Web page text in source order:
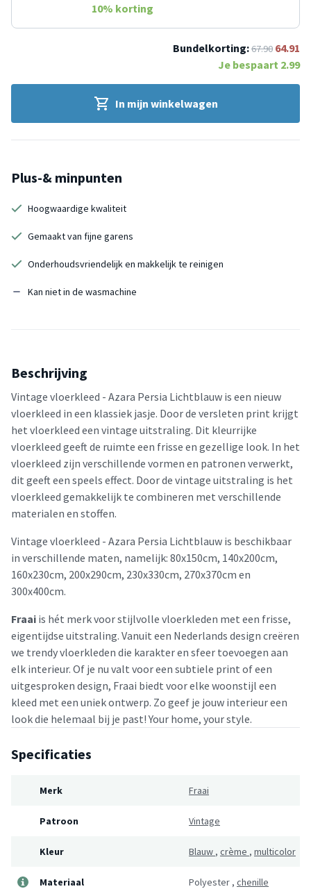
10% korting
Bundelkorting:67.90 64.91
Je bespaart 2.99
In mijn winkelwagen
Plus-& minpunten
Hoogwaardige kwaliteit
Gemaakt van fijne garens
Onderhoudsvriendelijk en makkelijk te reinigen
Kan niet in de wasmachine
Beschrijving
Vintage vloerkleed - Azara Persia Lichtblauw is een nieuw
vloerkleed in een klassiek jasje. Door de versleten print krijgt
het vloerkleed een vintage uitstraling. Dit kleurrijke
vloerkleed geeft de ruimte een frisse en gezellige look. In het
vloerkleed zijn verschillende vormen en patronen verwerkt,
dit geeft een speels effect. Door de vintage uitstraling is het
vloerkleed gemakkelijk te combineren met verschillende
materialen en stoffen.
Vintage vloerkleed - Azara Persia Lichtblauw is beschikbaar
in verschillende maten, namelijk: 80x150cm, 140x200cm,
160x230cm, 200x290cm, 230x330cm, 270x370cm en
300x400cm.
Fraai is hét merk voor stijlvolle vloerkleden met een frisse,
eigentijdse uitstraling. Vanuit een Nederlands design creëren
we trendy vloerkleden die karakter en sfeer toevoegen aan
elk interieur. Of je nu valt voor een subtiele print of een
uitgesproken design, Fraai biedt voor elke woonstijl een
kleed met een uniek ontwerp. Zo geef je jouw interieur een
look die helemaal bij je past! Your home, your style.
Specificaties
Merk Fraai
Patroon Vintage
Kleur Blauw , crème , multicolor
Materiaal Polyester , chenille